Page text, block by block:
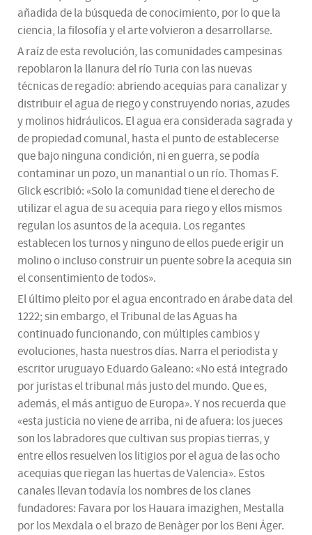
añadida de la búsqueda de conocimiento, por lo que la
ciencia, la filosofía y el arte volvieron a desarrollarse.
A raíz de esta revolución, las comunidades campesinas
repoblaron la llanura del río Turia con las nuevas
técnicas de regadío: abriendo acequias para canalizar y
distribuir el agua de riego y construyendo norias, azudes
y molinos hidráulicos. El agua era considerada sagrada y
de propiedad comunal, hasta el punto de establecerse
que bajo ninguna condición, ni en guerra, se podía
contaminar un pozo, un manantial o un río. Thomas F.
Glick escribió: «Solo la comunidad tiene el derecho de
utilizar el agua de su acequia para riego y ellos mismos
regulan los asuntos de la acequia. Los regantes
establecen los turnos y ninguno de ellos puede erigir un
molino o incluso construir un puente sobre la acequia sin
el consentimiento de todos».
El último pleito por el agua encontrado en árabe data del
1222; sin embargo, el Tribunal de las Aguas ha
continuado funcionando, con múltiples cambios y
evoluciones, hasta nuestros días. Narra el periodista y
escritor uruguayo Eduardo Galeano: «No está integrado
por juristas el tribunal más justo del mundo. Que es,
además, el más antiguo de Europa». Y nos recuerda que
«esta justicia no viene de arriba, ni de afuera: los jueces
son los labradores que cultivan sus propias tierras, y
entre ellos resuelven los litigios por el agua de las ocho
acequias que riegan las huertas de Valencia». Estos
canales llevan todavía los nombres de los clanes
fundadores: Favara por los Hauara imazighen, Mestalla
por los Mexdala o el brazo de Benàger por los Beni Áger.